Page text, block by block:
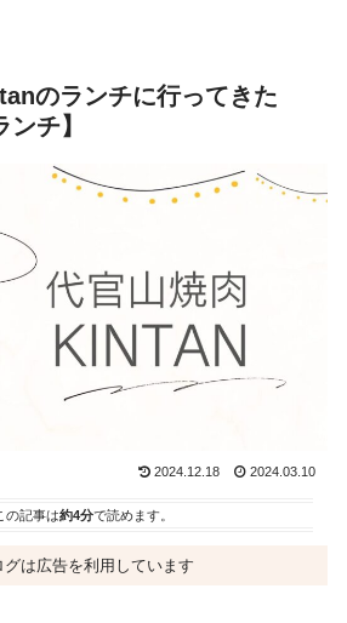
のランチに行ってきた
ンチ】
2024.12.18 2024.03.10
の記事は約4分で読めます。
グは広告を利用しています